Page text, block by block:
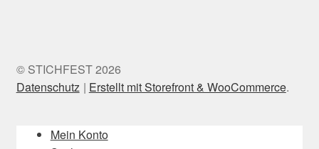
© STICHFEST 2026
Datenschutz
Erstellt mit Storefront & WooCommerce.
Mein Konto